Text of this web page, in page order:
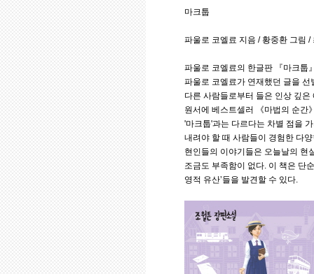
마크툽
파울로 코엘료 지음 / 황중환 그림
파울로 코엘료의 한글판 『마크툽
파울로 코엘료가 연재했던 글을
다른 사람들로부터 들은 인상 깊
원서에 베스트셀러 《마법의 순간
'마크툽'과는 다르다는 차별 점을
내려야 할 때 사람들이 경험한 다
현인들의 이야기들은 오늘날의 현
조금도 부족함이 없다. 이 책은 단
영적 유산’들을 발견할 수 있다.